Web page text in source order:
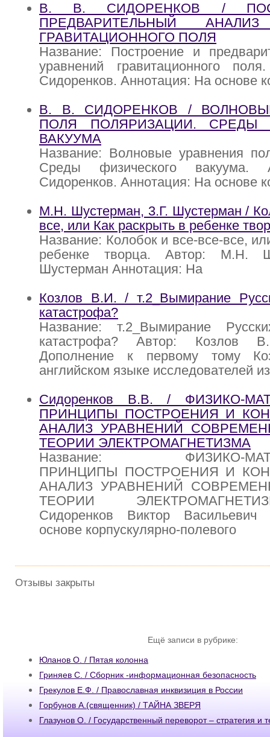
В. В. СИДОРЕНКОВ /
ПРЕДВАРИТЕЛЬНЫЙ
ГРАВИТАЦИОННОГО ПОЛЯ
Название: Построение и
уравнений гравитационного
Сидоренков. Аннотация: На основе
В. В. СИДОРЕНКОВ /
ПОЛЯ ПОЛЯРИЗАЦИИ. СРЕДЫ
ВАКУУМА
Название: Волновые уравнения
Среды физического
Сидоренков. Аннотация: На основе
М.Н. Шустерман, 3.Г. Шустерман /
все, или Как раскрыть в ребенке
Название: Колобок и все-все-все,
ребенке творца. Автор: М.Н.
Шустерман Аннотация: На
Козлов В.И. / т.2_Вымирание
катастрофа?
Название: т.2_Вымирание
катастрофа? Автор: Козлов
Дополнение к первому тому
английском языке исследователей из
Сидоренков В.В. / ФИЗИКО-
ПРИНЦИПЫ ПОСТРОЕНИЯ И
АНАЛИЗ УРАВНЕНИЙ
ТЕОРИИ ЭЛЕКТРОМАГНЕТИЗМА
Название: ФИЗИКО-
ПРИНЦИПЫ ПОСТРОЕНИЯ И
АНАЛИЗ УРАВНЕНИЙ
ТЕОРИИ
Сидоренков Виктор
основе корпускулярно-полевого
Отзывы закрыты
Ещё записи в рубрике:
Юланов О. / Пятая колонна
Гриняев С. / Сборник -информационная безопасность
Грекулов Е.Ф. / Православная инквизиция в России
Горбунов А.(священник) / ТАЙНА ЗВЕРЯ
Глазунов О. / Государственный переворот – стратегия и